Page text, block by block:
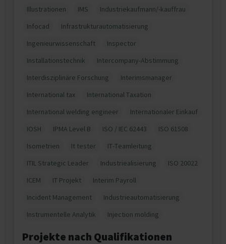
Illustrationen
IMS
Industriekaufmann/-kauffrau
Infocad
Infrastrukturautomatisierung
Ingenieurwissenschaft
Inspector
Installationstechnik
Intercompany-Abstimmung
Interdisziplinäre Forschung
Interimsmanager
International tax
International Taxation
International welding engineer
Internationaler Einkauf
IOSH
IPMA Level B ISO / IEC 62443
ISO 61508
Isometrien
It tester
IT-Teamleitung
ITIL Strategic Leader
Industriealisierung
ISO 20022
ICEM
IT Projekt
Interim Payroll
Incident Management
Industrieautomatisierung
Instrumentelle Analytik
Injection molding
Projekte nach Qualifikationen